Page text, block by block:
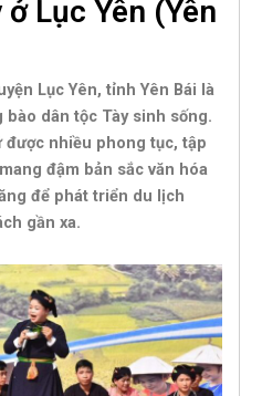
Lục Yên (Yên
Lục Yên, tỉnh Yên Bái là
dân tộc Tày sinh sống.
được nhiều phong tục, tập
đậm bản sắc văn hóa
để phát triển du lịch
gần xa.